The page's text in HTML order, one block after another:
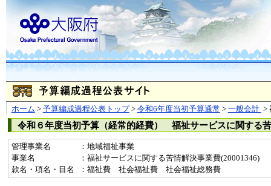
ホーム > 予算編成過程公表トップ> 令和6年度当初予算通常 > 一般会計 >
令和６年度当初予算（経常的経費） 福祉サービスに関する
管理事業名
：地域福祉事業
事業名
：福祉サービスに関する苦情解決事業費(20001346)
款名・項名・目名
：福祉費 社会福祉費 社会福祉総務費